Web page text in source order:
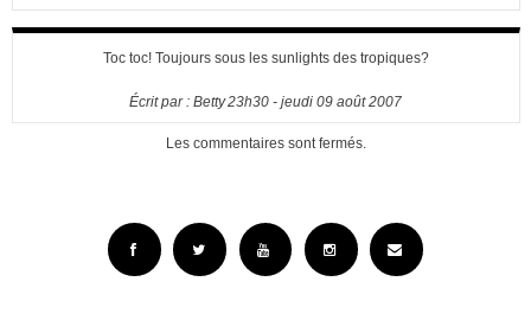
Toc toc! Toujours sous les sunlights des tropiques?
Écrit par : Betty23h30- jeudi 09 août 2007
Les commentaires sont fermés.